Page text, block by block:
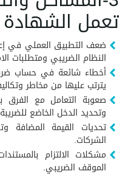
تعمل
ضعف التطبيق العملي في
النظام الضريبي ومتطلبات
أخطاء شائعة في حساب
يترتب عليها من مخاطر
صعوبة التعامل مع الفرق
وتحديد الدخل الخاضع
تحديات القيمة
الشركات.
مشكلات الالتزام
الموقف الضريبي.